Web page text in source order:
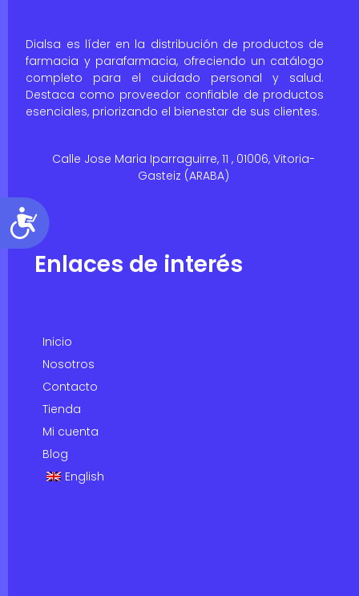
Accesibilidad
Dialsa es líder en la distribución de productos de
farmacia y parafarmacia, ofreciendo un catálogo
completo para el cuidado personal y salud.
Destaca como proveedor confiable de productos
esenciales, priorizando el bienestar de sus clientes.
Calle Jose Maria Iparraguirre, 11 , 01006, Vitoria-
Gasteiz (ARABA)
Enlaces de interés
Inicio
Nosotros
Contacto
Tienda
Mi cuenta
Blog
English